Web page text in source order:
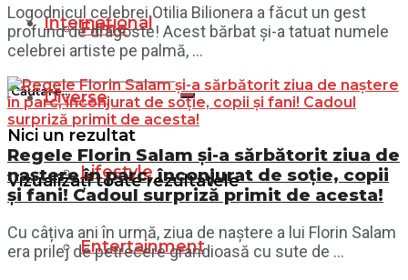
Filme
Nici un rezultat
Vizualizați toate rezultatele
Internațional
Diverse
Lifestyle
Entertainment
Logodnicul celebrei Otilia Bilionera a făcut un gest
profund de dragoste! Acest bărbat și-a tatuat numele
celebrei artiste pe palmă, ...
Regele Florin Salam și-a sărbătorit ziua de
naștere în parc, înconjurat de soție, copii
și fani! Cadoul surpriză primit de acesta!
Cu câțiva ani în urmă, ziua de naștere a lui Florin Salam
era prilej de petrecere grandioasă cu sute de ...